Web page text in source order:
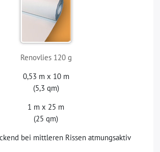
Renovlies 120 g
0,53 m x 10 m
(5,3 qm)
1 m x 25 m
(25 qm)
bei mittleren Rissen atmungsaktiv